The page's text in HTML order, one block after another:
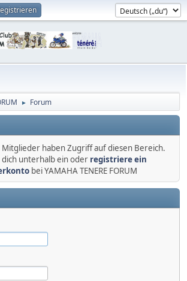
► Forum
haben Zugriff auf diesen Bereich.
unterhalb ein oder registriere ein
bei YAMAHA TENERE FORUM